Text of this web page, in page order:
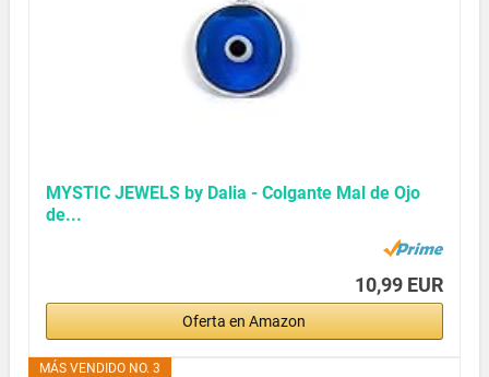
MYSTIC JEWELS by Dalia - Colgante Mal de Ojo
de...
10,99 EUR
Oferta en Amazon
MÁS VENDIDO NO. 3